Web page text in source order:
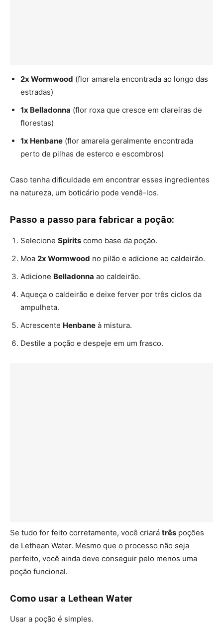
2x Wormwood (flor amarela encontrada ao longo das
estradas)
1x Belladonna (flor roxa que cresce em clareiras de
florestas)
1x Henbane (flor amarela geralmente encontrada
perto de pilhas de esterco e escombros)
Caso tenha dificuldade em encontrar esses ingredientes
na natureza, um boticário pode vendê-los.
Passo a passo para fabricar a poção:
Selecione Spirits como base da poção.
Moa 2x Wormwood no pilão e adicione ao caldeirão.
Adicione Belladonna ao caldeirão.
Aqueça o caldeirão e deixe ferver por três ciclos da
ampulheta.
Acrescente Henbane à mistura.
Destile a poção e despeje em um frasco.
Se tudo for feito corretamente, você criará três poções
de Lethean Water. Mesmo que o processo não seja
perfeito, você ainda deve conseguir pelo menos uma
poção funcional.
Como usar a Lethean Water
Usar a poção é simples.